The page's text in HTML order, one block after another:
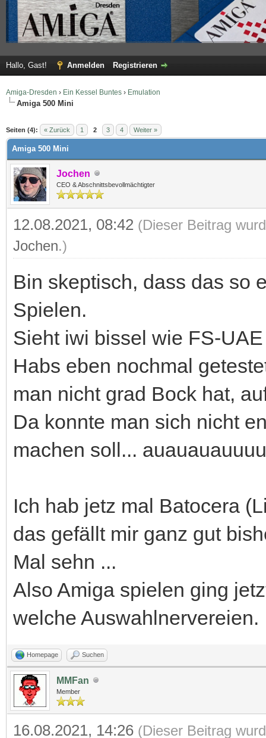
Hallo, Gast! Anmelden Registrieren
Amiga-Dresden › Ein Kessel Buntes › Emulation
Amiga 500 Mini
Seiten (4): « Zurück 1 2 3 4 Weiter »
Durchschnitt
Amiga 500 Mini
Jochen
CEO & Abschnittsbevollmächtigter
12.08.2021, 08:42 (Dieser Beitrag
Jochen.)
Bin skeptisch, dass das so
Spielen.
Sieht iwi bissel wie FS-
Habs eben nochmal
man nicht grad Bock hat,
Da konnte man sich nicht
machen soll...
Ich hab jetz mal Batocera
das gefällt mir ganz gut
Mal sehn ...
Also Amiga spielen ging
welche Auswahlnervereien.
Homepage Suchen
MMFan
Member
16.08.2021, 14:26 (Dieser Beitrag